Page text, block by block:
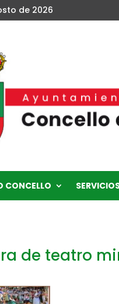
de 2026
CONCELLO
de teatro